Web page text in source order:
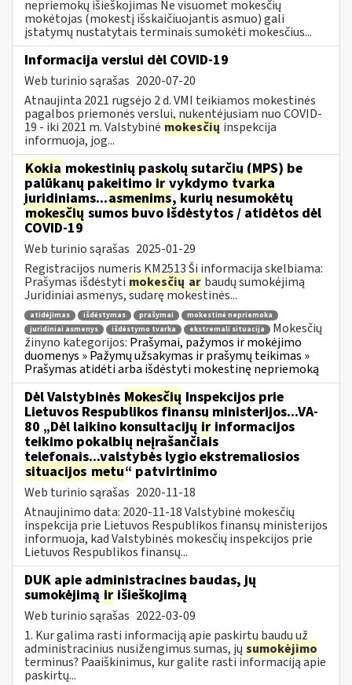
nepriemokų išieškojimas Ne visuomet mokesčių
mokėtojas (mokestį išskaičiuojantis asmuo) gali
įstatymų nustatytais terminais sumokėti mokesčius...
Informacija verslui dėl COVID-19
Web turinio sąrašas 2020-07-20
Atnaujinta 2021 rugsėjo 2 d. VMI teikiamos mokestinės
pagalbos priemonės verslui, nukentėjusiam nuo COVID-
19 - iki 2021 m. Valstybinė mokesčių inspekcija
informuoja, jog...
Kokia mokestinių paskolų sutarčių (MPS) be
palūkanų pakeitimo ir vykdymo tvarka
juridiniams...asmenims, kurių nesumokėtų
mokesčių sumos buvo išdėstytos / atidėtos dėl
COVID-19
Web turinio sąrašas 2025-01-29
Registracijos numeris KM2513 Ši informacija skelbiama:
Prašymas išdėstyti mokesčių ar baudų sumokėjimą
Juridiniai asmenys, sudarę mokestinės...
atidėjimas išdėstymas prašymai
mokestinė nepriemoka
juridiniai asmenys
išdėstymo tvarka ekstremali situacija
Mokesčių
žinyno kategorijos: Prašymai, pažymos ir mokėjimo
duomenys » Pažymų užsakymas ir prašymų teikimas »
Prašymas atidėti arba išdėstyti mokestinę nepriemoką
Dėl Valstybinės Mokesčių Inspekcijos prie
Lietuvos Respublikos finansų ministerijos...VA-
80 „Dėl laikino konsultacijų ir informacijos
teikimo pokalbių neįrašančiais
telefonais...valstybės lygio ekstremaliosios
situacijos metu“ patvirtinimo
Web turinio sąrašas 2020-11-18
Atnaujinimo data: 2020-11-18 Valstybinė mokesčių
inspekcija prie Lietuvos Respublikos finansų ministerijos
informuoja, kad Valstybinės mokesčių inspekcijos prie
Lietuvos Respublikos finansų...
DUK apie administracines baudas, jų
sumokėjimą ir išieškojimą
Web turinio sąrašas 2022-03-09
1. Kur galima rasti informaciją apie paskirtų baudų už
administracinius nusižengimus sumas, jų sumokėjimo
terminus? Paaiškinimus, kur galite rasti informaciją apie
paskirtų...